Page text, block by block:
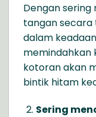
Dengan
tangan secara
dalam
memindahkan
kotoran akan
bintik hitam
Sering